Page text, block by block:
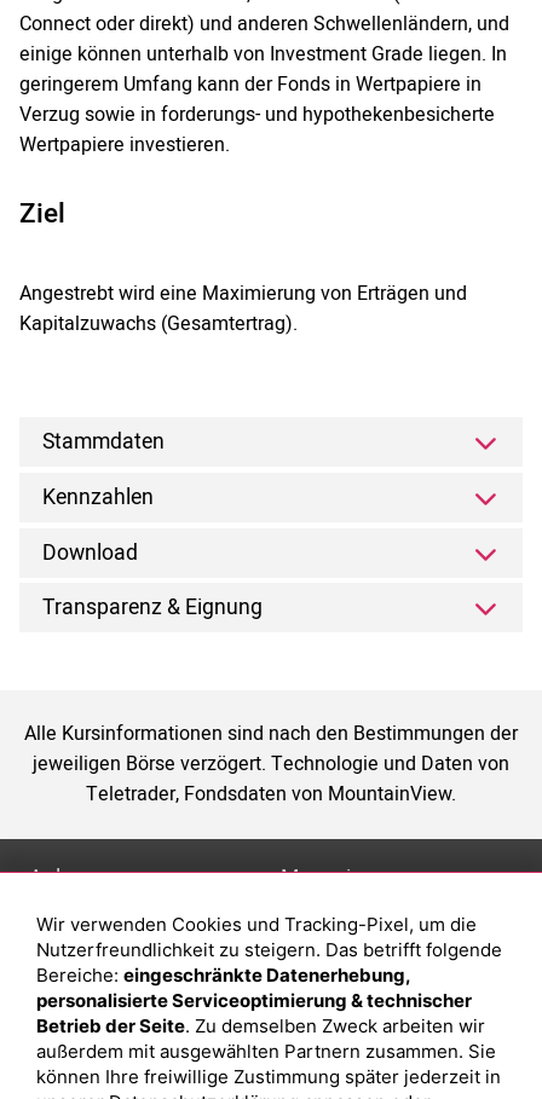
Connect oder direkt) und anderen Schwellenländern, und
einige können unterhalb von Investment Grade liegen. In
geringerem Umfang kann der Fonds in Wertpapiere in
Verzug sowie in forderungs- und hypothekenbesicherte
Wertpapiere investieren.
Ziel
Angestrebt wird eine Maximierung von Erträgen und
Kapitalzuwachs (Gesamtertrag).
Stammdaten
Kennzahlen
Download
Transparenz & Eignung
Alle Kursinformationen sind nach den Bestimmungen der
jeweiligen Börse verzögert. Technologie und Daten von
Teletrader, Fondsdaten von MountainView.
Anlage
Depot eröffnen
Depot vergleichen
Junior Depot
Top-Seller-Fonds
Top-Fonds
Magazin
Was sind sind ETFs?
Sparplan Vorteile
Was ist ein Fonds?
Wir verwenden Cookies und Tracking-Pixel, um die
Nutzerfreundlichkeit zu steigern. Das betrifft folgende
Bereiche: eingeschränkte Datenerhebung,
personalisierte Serviceoptimierung & technischer
Betrieb der Seite. Zu demselben Zweck arbeiten wir
außerdem mit ausgewählten Partnern zusammen. Sie
können Ihre freiwillige Zustimmung später jederzeit in